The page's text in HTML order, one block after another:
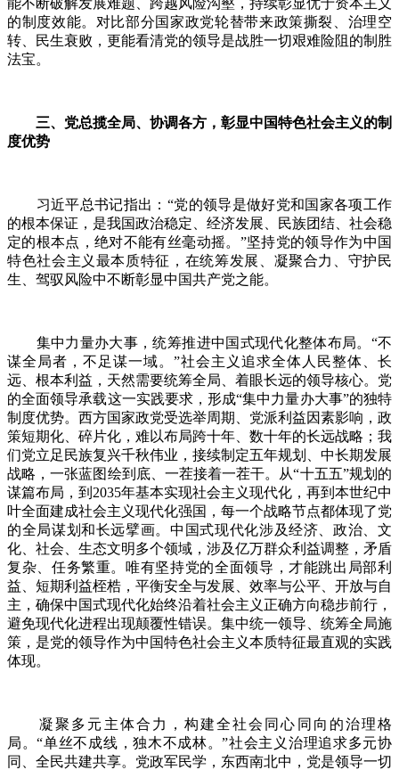
的制度效能。对比部分国家政党轮替带来政策撕裂、治理空
转、民生衰败，更能看清党的领导是战胜一切艰难险阻的制胜
法宝。
三、党总揽全局、协调各方，彰显中国特色社会主义的制
度优势
习近平总书记指出：“党的领导是做好党和国家各项工作
的根本保证，是我国政治稳定、经济发展、民族团结、社会稳
定的根本点，绝对不能有丝毫动摇。”坚持党的领导作为中国
特色社会主义最本质特征，在统筹发展、凝聚合力、守护民
生、驾驭风险中不断彰显中国共产党之能。
集中力量办大事，统筹推进中国式现代化整体布局。“不
谋全局者，不足谋一域。”社会主义追求全体人民整体、长
远、根本利益，天然需要统筹全局、着眼长远的领导核心。党
的全面领导承载这一实践要求，形成“集中力量办大事”的独特
制度优势。西方国家政党受选举周期、党派利益因素影响，政
策短期化、碎片化，难以布局跨十年、数十年的长远战略；我
们党立足民族复兴千秋伟业，接续制定五年规划、中长期发展
战略，一张蓝图绘到底、一茬接着一茬干。从“十五五”规划的
谋篇布局，到2035年基本实现社会主义现代化，再到本世纪中
叶全面建成社会主义现代化强国，每一个战略节点都体现了党
的全局谋划和长远擘画。中国式现代化涉及经济、政治、文
化、社会、生态文明多个领域，涉及亿万群众利益调整，矛盾
复杂、任务繁重。唯有坚持党的全面领导，才能跳出局部利
益、短期利益桎梏，平衡安全与发展、效率与公平、开放与自
主，确保中国式现代化始终沿着社会主义正确方向稳步前行，
避免现代化进程出现颠覆性错误。集中统一领导、统筹全局施
策，是党的领导作为中国特色社会主义本质特征最直观的实践
体现。
凝聚多元主体合力，构建全社会同心同向的治理格
局。“单丝不成线，独木不成林。”社会主义治理追求多元协
同、全民共建共享。党政军民学，东西南北中，党是领导一切